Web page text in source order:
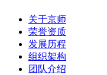
关于京师
荣誉资质
发展历程
组织架构
团队介绍